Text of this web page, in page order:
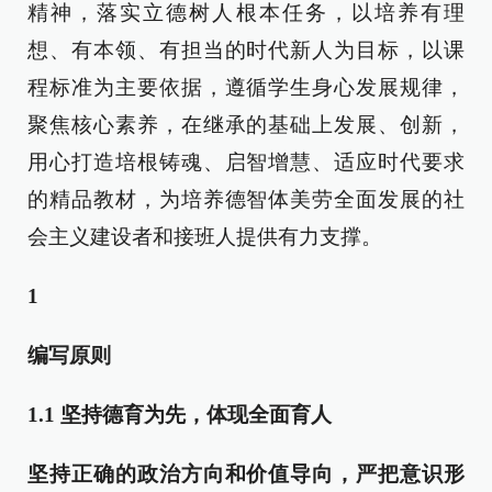
精神，落实立德树人根本任务，以培养有理
想、有本领、有担当的时代新人为目标，以课
程标准为主要依据，遵循学生身心发展规律，
聚焦核心素养，在继承的基础上发展、创新，
用心打造培根铸魂、启智增慧、适应时代要求
的精品教材，为培养德智体美劳全面发展的社
会主义建设者和接班人提供有力支撑。
1
编写原则
1.1 坚持德育为先，体现全面育人
坚持正确的政治方向和价值导向，严把意识形